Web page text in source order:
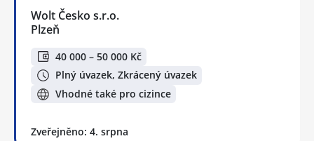
Wolt Česko s.r.o.
Plzeň
40 000 – 50 000 Kč
Plný úvazek, Zkrácený úvazek
Vhodné také pro cizince
Zveřejněno: 4. srpna